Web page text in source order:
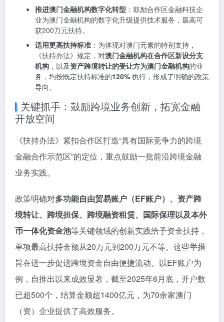
推进澳门金融机构数字化转型 ：鼓励合作区金融科技企
业为澳门金融机构的数字化升级提供技术服务，最高可
获200万元扶持。
适用更高扶持标准 ：为体现对澳门元素的特别支持，
《扶持办法》规定，对澳门金融机构在合作区新设分支
机构 ，以及资产跨境转让的受让方为澳门金融机构的业
务，均按既定扶持标准的120% 执行，形成了明确的政策
导向。
关键抓手：鼓励跨境业务创新，拓宽金融
开放空间
《扶持办法》紧扣合作区打造“具有国际竞争力的跨境
金融合作示范区”的定位，重点鼓励一批前沿跨境金融
业务实践。
政策明确对多功能自由贸易账户（EF账户）、资产跨
境转让、跨境担保、跨境融资租赁、国际保理以及本外
币一体化资金池等关键领域的创新实践给予资金扶持，
单项最高扶持金额从20万元到200万元不等。这些举措
旨在进一步促进跨境资金自由便捷流动。以EF账户为
例，自推出以来成效显著，截至2025年6月底，开户数
已超500个，结算金额超1400亿元，为70余家澳门
（资）企业提供了高效服务。